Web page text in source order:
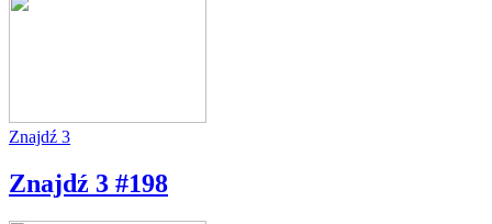
Znajdź 3
Znajdź 3 #198